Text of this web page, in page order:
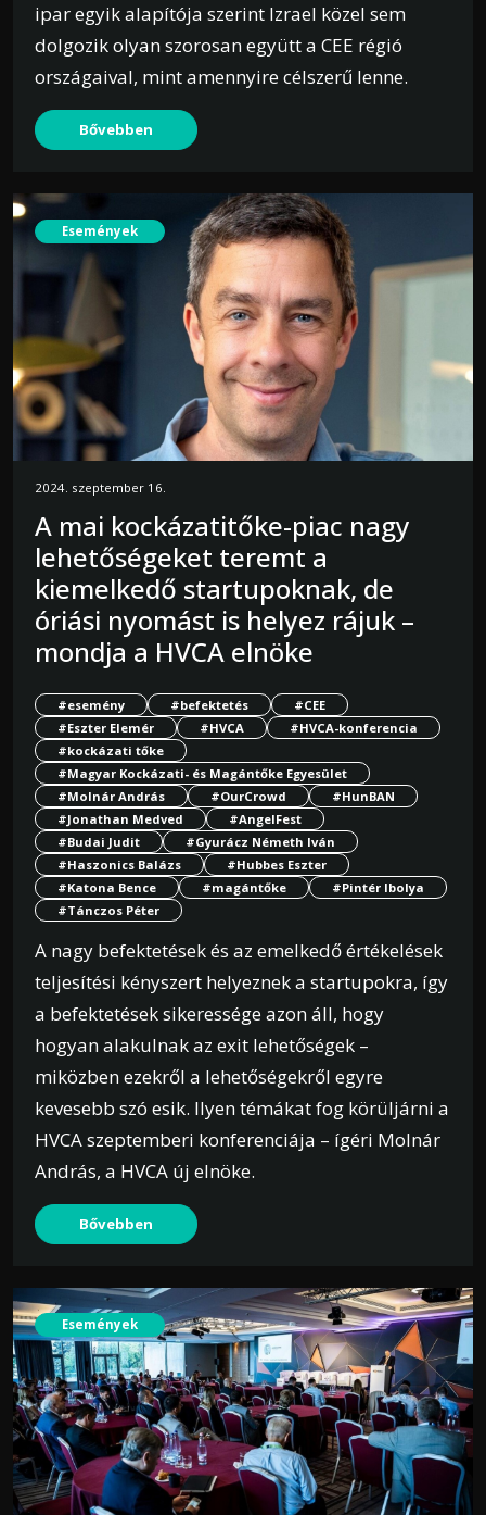
ipar egyik alapítója szerint Izrael közel sem
dolgozik olyan szorosan együtt a CEE régió
országaival, mint amennyire célszerű lenne.
Bővebben
Események
2024. szeptember 16.
A mai kockázatitőke-piac nagy
lehetőségeket teremt a
kiemelkedő startupoknak, de
óriási nyomást is helyez rájuk –
mondja a HVCA elnöke
#esemény #befektetés
#CEE
#Eszter Elemér
#HVCA
#HVCA-konferencia
#kockázati tőke
#Magyar Kockázati- és Magántőke Egyesület
#Molnár András
#OurCrowd
#HunBAN
#Jonathan Medved
#AngelFest
#Budai Judit
#Gyurácz Németh Iván
#Haszonics Balázs
#Hubbes Eszter
#Katona Bence
#magántőke
#Pintér Ibolya
#Tánczos Péter
A nagy befektetések és az emelkedő értékelések
teljesítési kényszert helyeznek a startupokra, így
a befektetések sikeressége azon áll, hogy
hogyan alakulnak az exit lehetőségek –
miközben ezekről a lehetőségekről egyre
kevesebb szó esik. Ilyen témákat fog körüljárni a
HVCA szeptemberi konferenciája – ígéri Molnár
András, a HVCA új elnöke.
Bővebben
Események